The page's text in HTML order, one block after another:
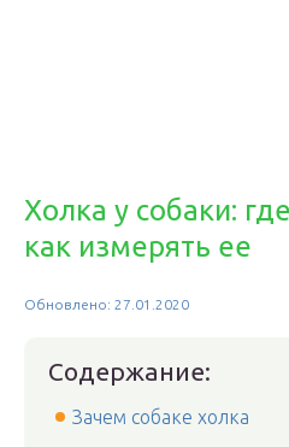
Холка у собаки:
как измерять ее
Обновлено: 27.01.2020
Содержание:
Зачем собаке холка